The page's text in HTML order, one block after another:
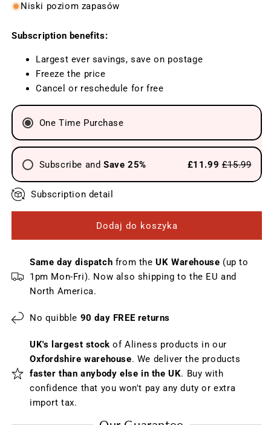
PABA
500
mg,
wegańskich
tabletek
dla
PABA
500
mg,
Niski poziom zapasów
Subscription benefits:
Largest ever savings, save on postage
Freeze the price
Cancel or reschedule for free
One Time Purchase
Subscribe and Save 25% £11.99 £15.99
Send every 4 weeks
Send every 8 weeks
Subscription detail
Dodaj do koszyka
Same day dispatch from theUK Warehouse (up to
1pm Mon-Fri). Now also shipping to the EU and
North America.
No quibble 90 day FREE returns
UK's largest stock of Aliness products in our
Oxfordshire warehouse. We deliver the products
faster than anybody else in the UK. Buy with
confidence that you won't pay any duty or extra
import tax.